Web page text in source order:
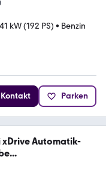
kW (192 PS) • Benzin
Kontakt Parken
xDrive Automatik-